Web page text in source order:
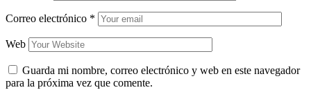
Correo electrónico *
Web
Guarda mi nombre, correo electrónico y web en este navegador
para la próxima vez que comente.